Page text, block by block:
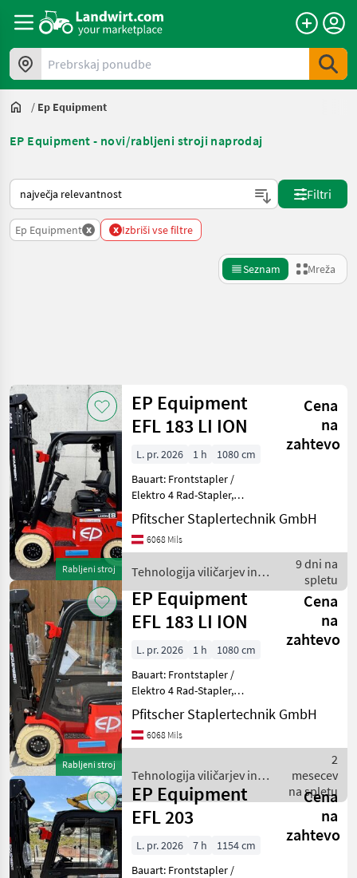
Prebrskaj ponudbe
/ Ep Equipment
EP Equipment - novi/rabljeni stroji naprodaj
Tako je razvrščeno na Landwirt.com
Filtri
Ep Equipment x x Izbriši vse filtre
Seznam Mreža
Kategorija 1 Država Filtri
TRENUTNA
POT
Ep
Equipment
IZBERITE
KATEGORIJO
Kmetijska tehnika
29
MARKETPLACE
Marketplace
Ponudbe
trgovcev
Mali
Ponastavi
Prikaži 29
rezultatov
Rabljeni stroj
EP Equipment
EFL 183 LI ION
Cena
na
zahtevo
L. pr. 2026 1 h
1080 cm
Bauart: Frontstapler /
Elektro 4 Rad-Stapler,
Tragkraft: 1800kg, Hubhöhe:
6000mm, Bauhöhe:
2635mm, Freihub: 1610mm,
Batterie: Lithium-Ionen Bj. 2
Pfitscher Staplertechnik GmbH
6068 Mils
Tehnologija viličarjev in
skladišča / EP Equipment
9 dni na
spletu
Rabljeni stroj
EP Equipment
EFL 183 LI ION
Cena
na
zahtevo
L. pr. 2026 1 h
1080 cm
Bauart: Frontstapler /
Elektro 4 Rad-Stapler,
Tragkraft: 1800kg, Hubhöhe:
4800mm, Bauhöhe:
2220mm, Freihub: 1122mm,
Batterie: Lithium-Ionen Bj. 2
Pfitscher Staplertechnik GmbH
6068 Mils
Tehnologija viličarjev in
skladišča / EP Equipment
2
mesecev
na spletu
EP Equipment
EFL 203
Cena
na
zahtevo
L. pr. 2026 7 h
1154 cm
Bauart: Frontstapler /